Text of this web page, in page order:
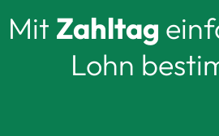
Mit Zahltag
Lohn